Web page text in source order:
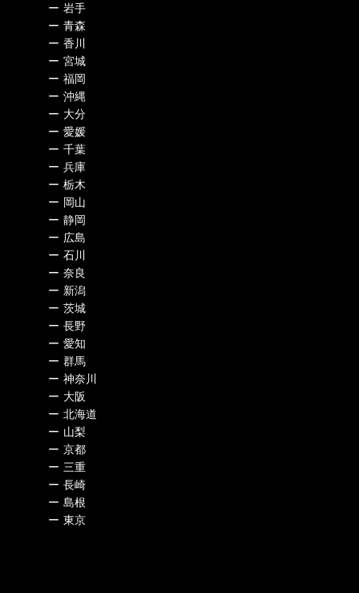
ー 岩手
ー 青森
ー 香川
ー 宮城
ー 福岡
ー 沖縄
ー 大分
ー 愛媛
ー 千葉
ー 兵庫
ー 栃木
ー 岡山
ー 静岡
ー 広島
ー 石川
ー 奈良
ー 新潟
ー 茨城
ー 長野
ー 愛知
ー 群馬
ー 神奈川
ー 大阪
ー 北海道
ー 山梨
ー 京都
ー 三重
ー 長崎
ー 島根
ー 東京